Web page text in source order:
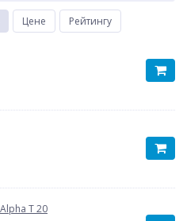
Цене Рейтингу
T 20